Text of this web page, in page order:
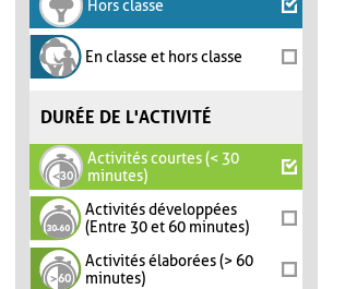
Hors classe
En classe et hors classe
DURÉE DE L'ACTIVITÉ
Activités courtes (< 30
minutes)
Activités développées
(Entre 30 et 60 minutes)
Activités élaborées (> 60
minutes)